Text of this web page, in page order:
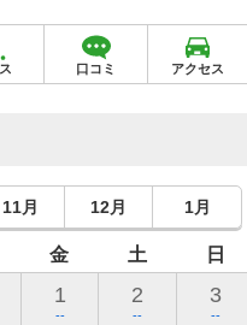
口コミ アクセス
11月 12月 1月
金 土 日
1
--
2
--
3
--